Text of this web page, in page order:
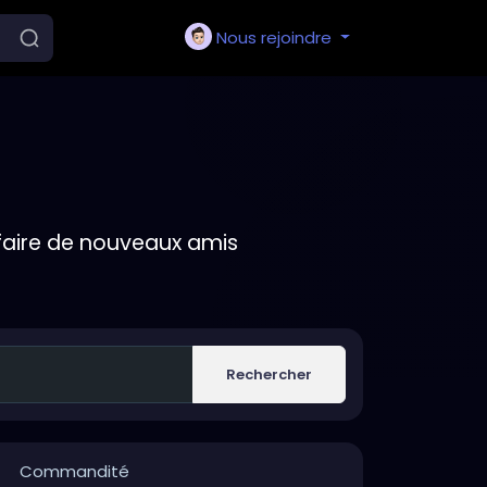
Nous rejoindre
de nouveaux amis
Rechercher
Commandité